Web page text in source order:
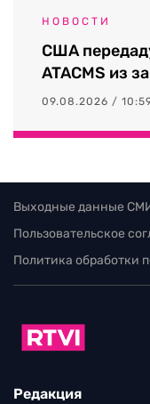
НОВОСТИ
США
ATACMS из
09.08.2026 /
Выходные данные
Пользовательское
Политика обработки
Редакция